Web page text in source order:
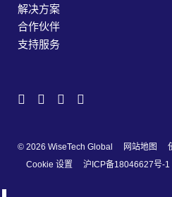
解决方案
合作伙伴
支持服务
© 2026 WiseTech Global 网站地图
Cookie 设置
沪ICP备18046627号-1